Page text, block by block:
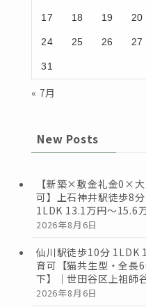
17 18 19 20
24 25 26 27
31
« 7月
New Posts
【新築×敷金礼金0×
可】上石神井駅徒歩8
1LDK 13.1万円〜15.6
2026年8月6日
仙川駅徒歩10分 1LDK
育可【猫共生型・全長
下】｜世田谷区上祖師
2026年8月6日